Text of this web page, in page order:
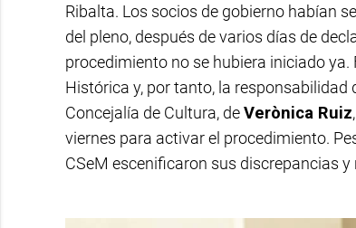
Ribalta. Los socios de gobierno habían
del pleno, después de varios días de
procedimiento no se hubiera iniciado
Histórica y, por tanto, la
Concejalía de Cultura, deVerònica Ruiz
viernes para activar el procedimiento.
CSeM escenificaron sus discrepancias